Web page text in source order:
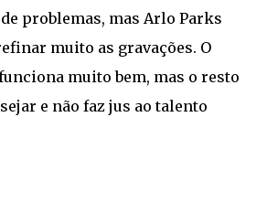
problemas, mas Arlo Parks
muito as gravações. O
muito bem, mas o resto
e não faz jus ao talento